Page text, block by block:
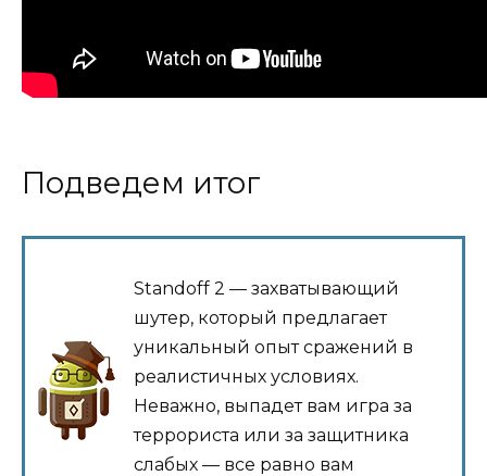
Подведем итог
Standoff 2 — захватывающий
шутер, который предлагает
уникальный опыт сражений в
реалистичных условиях.
Неважно, выпадет вам игра за
террориста или за защитника
слабых — все равно вам